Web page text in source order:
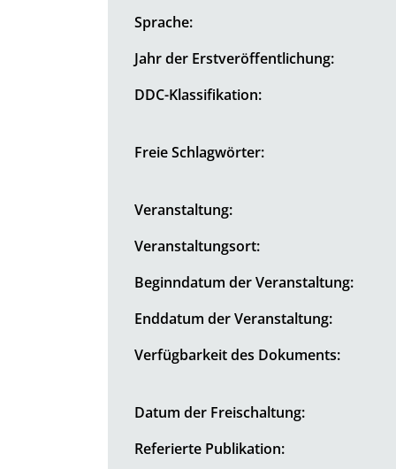
Sprache:
Jahr der Erstveröffentlichung:
DDC-Klassifikation:
Freie Schlagwörter:
Veranstaltung:
Veranstaltungsort:
Beginndatum der Veranstaltung:
Enddatum der Veranstaltung:
Verfügbarkeit des Dokuments:
Datum der Freischaltung:
Referierte Publikation: